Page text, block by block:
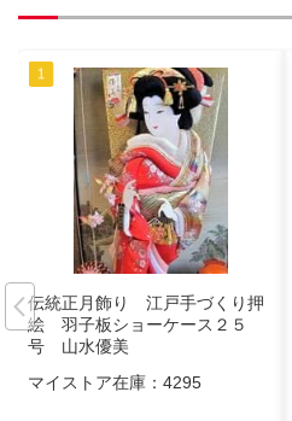
伝統正月飾り 江戸手づくり押
絵 羽子板ショーケース２５
号 山水優美
マイストア在庫： 4295